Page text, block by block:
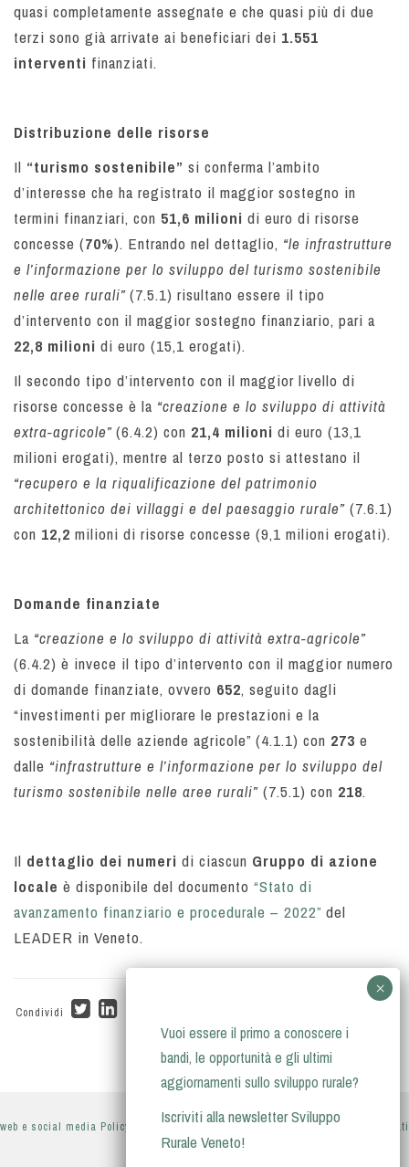
quasi completamente assegnate e che quasi più di due
terzi sono già arrivate ai beneficiari dei 1.551
interventi finanziati.
Distribuzione delle risorse
Il “turismo sostenibile” si conferma l’ambito
d’interesse che ha registrato il maggior sostegno in
termini finanziari, con 51,6 milioni di euro di risorse
concesse (70%). Entrando nel dettaglio, “le infrastrutture
e l’informazione per lo sviluppo del turismo sostenibile
nelle aree rurali”(7.5.1) risultano essere il tipo
d’intervento con il maggior sostegno finanziario, pari a
22,8 milioni di euro (15,1 erogati).
Il secondo tipo d’intervento con il maggior livello di
risorse concesse è la “creazione e lo sviluppo di attività
extra-agricole”(6.4.2) con 21,4 milioni di euro (13,1
milioni erogati), mentre al terzo posto si attestano il
“recupero e la riqualificazione del patrimonio
architettonico dei villaggi e del paesaggio rurale” (7.6.1)
con 12,2 milioni di risorse concesse (9,1 milioni erogati).
Domande finanziate
La “creazione e lo sviluppo di attività extra-agricole”
(6.4.2) è invece il tipo d’intervento con il maggior numero
di domande finanziate, ovvero 652, seguito dagli
“investimenti per migliorare le prestazioni e la
sostenibilità delle aziende agricole” (4.1.1) con 273 e
dalle “infrastrutture e l’informazione per lo sviluppo del
turismo sostenibile nelle aree rurali” (7.5.1) con 218.
Il dettaglio dei numeri di ciascun Gruppo di azione
locale è disponibile del documento “Stato di
avanzamento finanziario e procedurale – 2022” del
LEADER in Veneto.
Condividi
web e social media Policy privacy policy- informativa sul trattamento dei dati
personali
Vuoi essere il primo a conoscere i
bandi, le opportunità e gli ultimi
aggiornamenti sullo sviluppo rurale?
Iscriviti alla newsletter Sviluppo
Rurale Veneto!